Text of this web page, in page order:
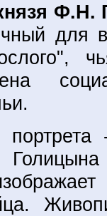
Ф.Н.
для